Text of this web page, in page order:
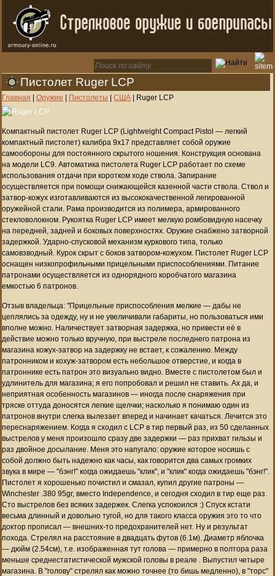
Пистолет Ruger LCP
Главная | Оружие | Пистолеты | США | Ruger LCP
Компактный пистолет Ruger LCP (Lightweight Compact Pistol — легкий
компактный пистолет) калибра 9х17 представляет собой оружие
самообороны для постоянного скрытого ношения. Конструкция основана
на модели LC9. Автоматика пистолета Ruger LCP работает по схеме
использования отдачи при коротком ходе ствола. Запирание
осуществляется при помощи снижающейся казенной части ствола. Ствол и
затвор-кожух изготавливаются из высококачественной легированной
оружейной стали. Рама производится из полимера, армированного
стекловолокном. Рукоятка Ruger LCP имеет мелкую ромбовидную насечку
на передней, задней и боковых поверхностях. Оружие снабжено затворной
задержкой. Ударно-спусковой механизм куркового типа, только
самовзводный. Курок скрыт с боков затвором-кожухом. Пистолет Ruger LCP
оснащен низкопрофильными прицельными приспособлениями. Питание
патронами осуществляется из однорядного коробчатого магазина
емкостью 6 патронов.
Отзыв владельца: "Прицельные приспособления мелкие — дабы не
цеплялись за одежду, ну и не увеличивали габариты, но пользоваться ими
вполне можно. Наличествует затворная задержка, но привести её в
действие можно только вручную, при выстреле последнего патрона из
магазина кожух-затвор на задержку не встает, к сожалению. Между
патронником и кохуж-затвором есть небольшое отверстие, и когда в
патроннике есть патрон это визуально видно. Вместе с пистолетом был и
удлинитель для магазина; я его попробовал и решил не ставить. Ах да, и
неприятная особенность магазинов — иногда после снаряжения при
тряске оттуда доносятся легкие щелчки; насколько я понимаю один из
патронов внутри слегка вылезает вперед и начинает качаться. Лечится это
переснаряжением. Когда я сходил с LCP в тир первый раз, из 50 сделанных
выстрелов у меня произошло сразу две задержки — раз прихват гильзы и
раз двойное досылание. Меня это напугало: оружие которое носишь с
собой должно быть надежно как часы, как говорится два самых громких
звука в мире — "бэнг!" когда ожидаешь "клик", и "клик" когда ожидаешь "бэнг!".
Пистолет я хорошенько почистил и смазал, купил другие патроны —
Winchester .380 95gr, вместо Independence, и сегодня сходил в тир еще раз.
Сто выстрелов без всяких задержек. Слегка успокоился :) Спуск кстати
весьма длинный и довольно тугой, но для такого класса оружия это то что
доктор прописал — внешних-то предохранителей нет. Ну и результат
похода. Стрелял на расстояние в двадцать футов (6.1м). Диаметр яблочка
— дюйм (2.54см), т.е. изображенная тут голова — примерно в полтора раза
меньше среднестатистической мужской головы в реале . Выпустил четыре
магазина. В "голову" стрелял как можно точнее (то бишь медленно), в "торс"